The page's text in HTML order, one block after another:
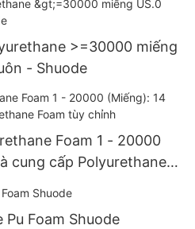
>=30000 miếng
- Shuode
Foam 1 - 20000
cung cấp Polyurethane
Foam Shuode